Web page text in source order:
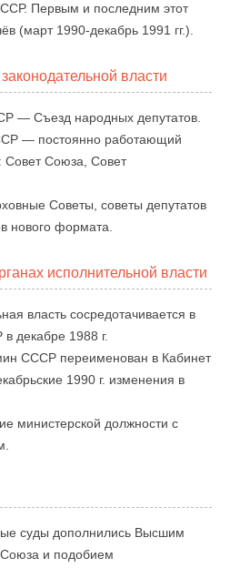
Первым и последним этот
(март 1990-декабрь 1991 гг.).
власти
— Съезд народных депутатов.
— постоянно работающий
Совет Союза, Совет
Советы, советы депутатов
нового формата.
исполнительной власти
власть сосредотачивается в
декабре 1988 г.
СССР переименован в Кабинет
1990 г. изменения в
министерской должности с
суды дополнились Высшим
и подобием